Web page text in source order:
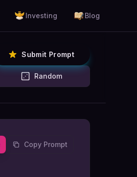
Investing Blog
Submit Prompt
Random
Copy Prompt